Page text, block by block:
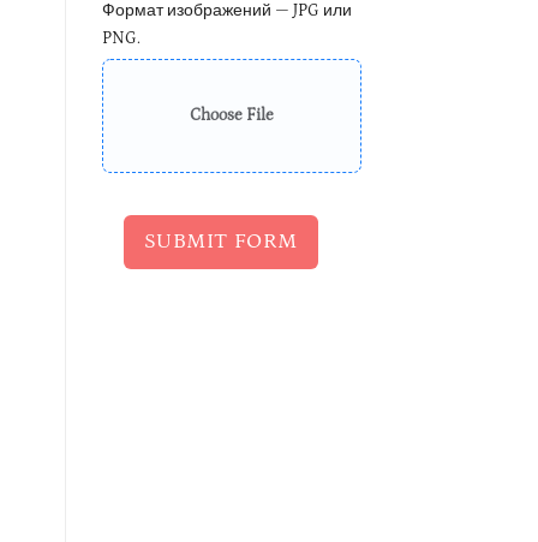
Формат изображений — JPG или
PNG.
Choose File
SUBMIT FORM